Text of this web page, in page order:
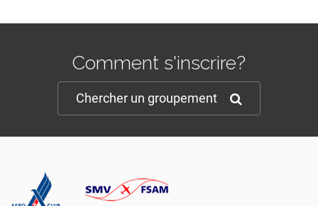
Comment s'inscrire?
Chercher un groupement